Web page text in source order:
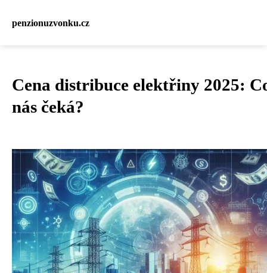
penzionuzvonku.cz
Cena distribuce elektřiny 2025:
nás čeká?